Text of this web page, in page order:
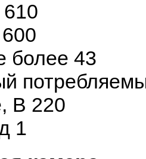
610
600
более 43
В 220
1